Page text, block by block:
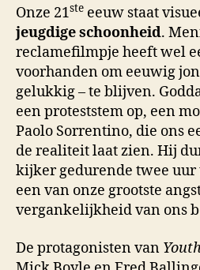
Onze 21ste eeuw staat
jeugdige schoonheid.
reclamefilmpje heeft wel
voorhanden om eeuwig
gelukkig – te blijven.
een proteststem op, een
Paolo Sorrentino, die ons
de realiteit laat zien. Hij
kijker gedurende twee
een van onze grootste
vergankelijkheid van ons
De protagonisten van